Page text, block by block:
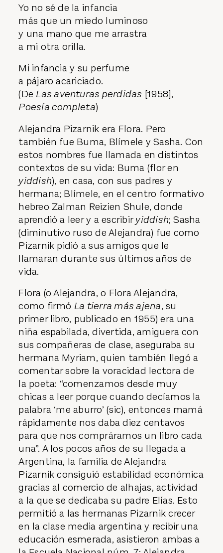
Yo no sé de la infancia
más que un miedo luminoso
y una mano que me arrastra
a mi otra orilla.
Mi infancia y su perfume
a pájaro acariciado.
(De Las aventuras perdidas [1958],
Poesía completa)
Alejandra Pizarnik era Flora. Pero
también fue Buma, Blímele y Sasha. Con
estos nombres fue llamada en distintos
contextos de su vida: Buma (flor en
yiddish), en casa, con sus padres y
hermana; Blímele, en el centro formativo
hebreo Zalman Reizien Shule, donde
aprendió a leer y a escribiryiddish; Sasha
(diminutivo ruso de Alejandra) fue como
Pizarnik pidió a sus amigos que le
llamaran durante sus últimos años de
vida.
Flora (o Alejandra, o Flora Alejandra,
como firmó La tierra más ajena, su
primer libro, publicado en 1955) era una
niña espabilada, divertida, amiguera con
sus compañeras de clase, aseguraba su
hermana Myriam, quien también llegó a
comentar sobre la voracidad lectora de
la poeta: “comenzamos desde muy
chicas a leer porque cuando decíamos la
palabra ‘me aburro’ (sic), entonces mamá
rápidamente nos daba diez centavos
para que nos compráramos un libro cada
una”. A los pocos años de su llegada a
Argentina, la familia de Alejandra
Pizarnik consiguió estabilidad económica
gracias al comercio de alhajas, actividad
a la que se dedicaba su padre Elías. Esto
permitió a las hermanas Pizarnik crecer
en la clase media argentina y recibir una
educación esmerada, asistieron ambas a